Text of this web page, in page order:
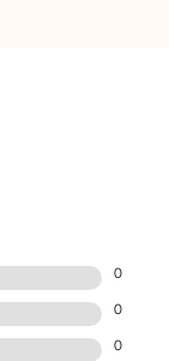
0
0
0